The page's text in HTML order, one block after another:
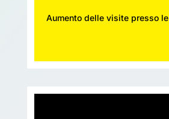
Aumento delle visite presso